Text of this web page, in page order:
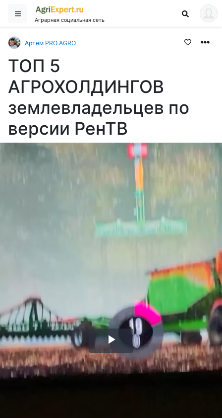
Аграрная социальная сеть
Артем PRO AGRO
ТОП 5
АГРОХОЛДИНГОВ
землевладельцев по
версии РенТВ
Воспроизвести
видео